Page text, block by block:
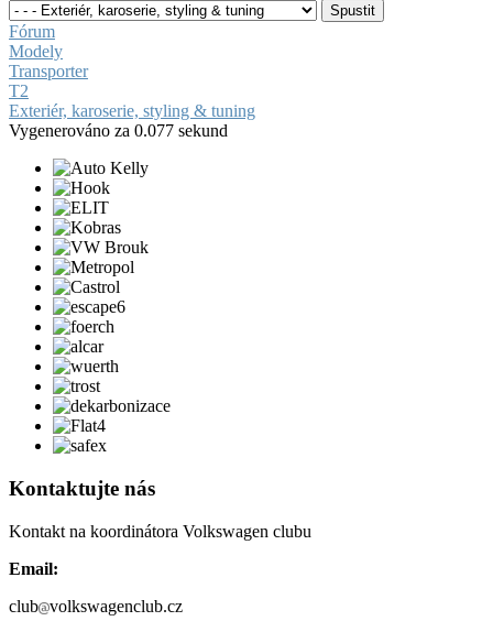
Fórum
Modely
Transporter
T2
Exteriér, karoserie, styling & tuning
Vygenerováno za 0.077 sekund
Kontaktujte nás
Kontakt na koordinátora Volkswagen clubu
Email:
club volkswagenclub.cz